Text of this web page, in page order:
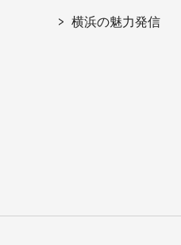
横浜の魅力発信